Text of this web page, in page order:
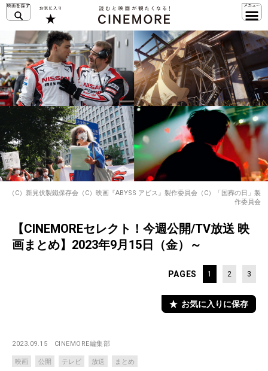
（C）新見伏製鐵保存会（C）映画『ABYSS アビス』製作委員会（C）「国葬の日」製
作委員会
【CINEMOREセレクト！今週公開/TV放送 映
画まとめ】2023年9月15日（金）～
PAGES 1 2 3
お気に入りに保存
2023.09.15 CINEMORE編集部
映画 公開 テレビ 放送 まとめ